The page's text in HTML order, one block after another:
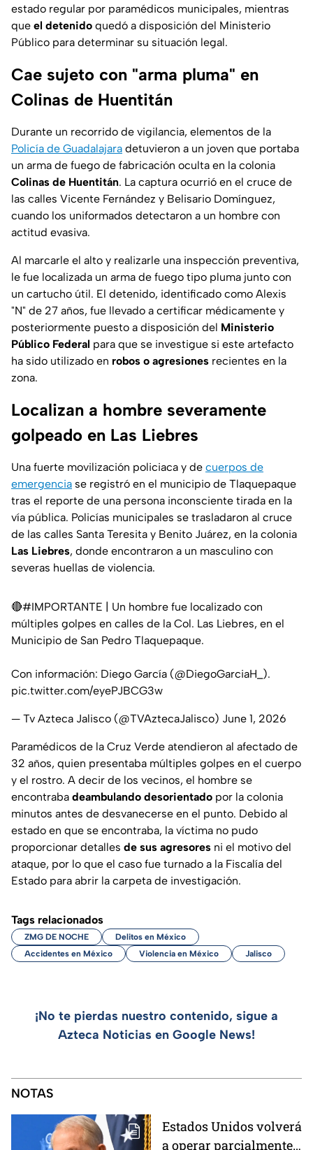
estado regular por paramédicos municipales, mientras
que el detenido quedó a disposición del Ministerio
Público para determinar su situación legal.
Cae sujeto con "arma pluma" en
Colinas de Huentitán
Durante un recorrido de vigilancia, elementos de la
Policía de Guadalajara detuvieron a un joven que portaba
un arma de fuego de fabricación oculta en la colonia
Colinas de Huentitán. La captura ocurrió en el cruce de
las calles Vicente Fernández y Belisario Domínguez,
cuando los uniformados detectaron a un hombre con
actitud evasiva.
Al marcarle el alto y realizarle una inspección preventiva,
le fue localizada un arma de fuego tipo pluma junto con
un cartucho útil. El detenido, identificado como Alexis
"N" de 27 años, fue llevado a certificar médicamente y
posteriormente puesto a disposición del Ministerio
Público Federal para que se investigue si este artefacto
ha sido utilizado en robos o agresiones recientes en la
zona.
Localizan a hombre severamente
golpeado en Las Liebres
Una fuerte movilización policiaca y de cuerpos de
emergencia se registró en el municipio de Tlaquepaque
tras el reporte de una persona inconsciente tirada en la
vía pública. Policías municipales se trasladaron al cruce
de las calles Santa Teresita y Benito Juárez, en la colonia
Las Liebres, donde encontraron a un masculino con
severas huellas de violencia.
🔴#IMPORTANTE | Un hombre fue localizado con
múltiples golpes en calles de la Col. Las Liebres, en el
Municipio de San Pedro Tlaquepaque.
Con información: Diego García (@DiegoGarciaH_ ).
pic.twitter.com/eyePJBCG3w
— Tv Azteca Jalisco (@TVAztecaJalisco) June 1, 2026
Paramédicos de la Cruz Verde atendieron al afectado de
32 años, quien presentaba múltiples golpes en el cuerpo
y el rostro. A decir de los vecinos, el hombre se
encontraba deambulando desorientado por la colonia
minutos antes de desvanecerse en el punto. Debido al
estado en que se encontraba, la víctima no pudo
proporcionar detalles de sus agresores ni el motivo del
ataque, por lo que el caso fue turnado a la Fiscalía del
Estado para abrir la carpeta de investigación.
Tags relacionados
ZMG DE NOCHE
Delitos en México
Accidentes en México
Violencia en México Jalisco
¡No te pierdas nuestro contenido, sigue a
Azteca Noticias en Google News!
NOTAS
Estados Unidos volverá
a operar parcialmente